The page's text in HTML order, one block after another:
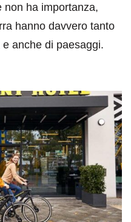
non ha importanza,
hanno davvero tanto
anche di paesaggi.